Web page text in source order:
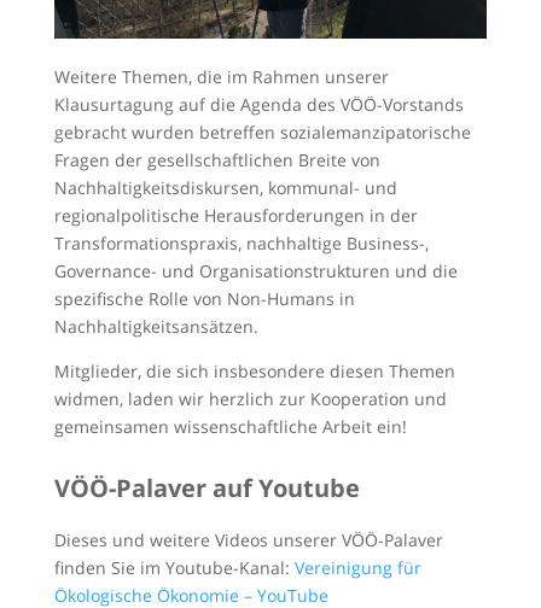
Weitere Themen, die im Rahmen unserer
Klausurtagung auf die Agenda des VÖÖ-Vorstands
gebracht wurden betreffen sozialemanzipatorische
Fragen der gesellschaftlichen Breite von
Nachhaltigkeitsdiskursen, kommunal- und
regionalpolitische Herausforderungen in der
Transformationspraxis, nachhaltige Business-,
Governance- und Organisationstrukturen und die
spezifische Rolle von Non-Humans in
Nachhaltigkeitsansätzen.
Mitglieder, die sich insbesondere diesen Themen
widmen, laden wir herzlich zur Kooperation und
gemeinsamen wissenschaftliche Arbeit ein!
VÖÖ-Palaver auf Youtube
Dieses und weitere Videos unserer VÖÖ-Palaver
finden Sie im Youtube-Kanal: Vereinigung für
Ökologische Ökonomie – YouTube